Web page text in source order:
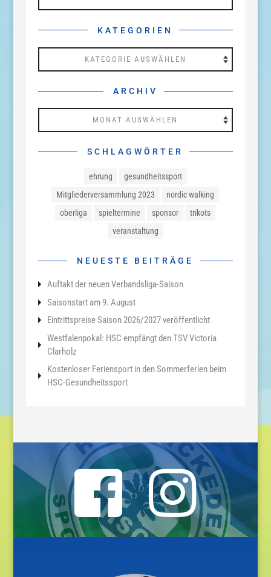
KATEGORIEN
ARCHIV
SCHLAGWÖRTER
ehrung
gesundheitssport
Mitgliederversammlung 2023
nordic walking
oberliga
spieltermine sponsor
trikots
veranstaltung
NEUESTE BEITRÄGE
Auftakt der neuen Verbandsliga-Saison
Saisonstart am 9. August
Eintrittspreise Saison 2026/2027 veröffentlicht
Westfalenpokal: HSC empfängt den TSV Victoria
Clarholz
Kostenloser Feriensport in den Sommerferien beim
HSC-Gesundheitssport